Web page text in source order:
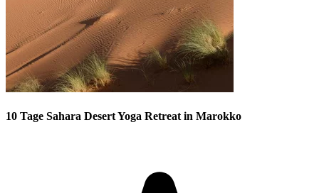
10 Tage Sahara Desert Yoga Retreat in Marokko